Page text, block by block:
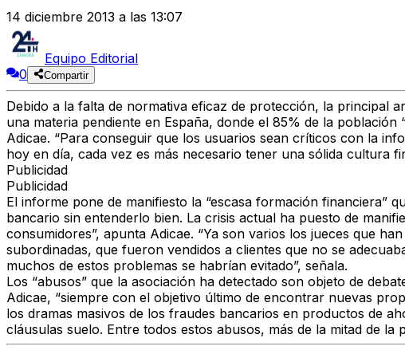
14 diciembre 2013 a las 13:07
Equipo Editorial
0
Compartir
Debido a la falta de normativa eficaz de protección, la principal
una materia pendiente en España, donde el 85% de la
Adicae. “Para conseguir que los usuarios sean críticos con la
hoy en día, cada vez es más necesario tener una sólida cultura
Publicidad
Publicidad
El informe pone de manifiesto la “escasa formación financiera”
bancario sin entenderlo bien. La crisis actual ha puesto de
consumidores”, apunta Adicae. “Ya son varios los jueces que
subordinadas, que fueron vendidos a clientes que no se
muchos de estos problemas se habrían evitado”, señala.
Los “abusos” que la asociación ha detectado son objeto de
Adicae, “siempre con el objetivo último de encontrar nuevas
los dramas masivos de los fraudes bancarios en productos de
cláusulas suelo. Entre todos estos abusos, más de la mitad de